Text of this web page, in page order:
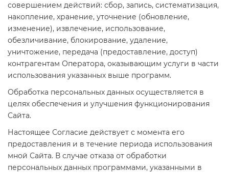
совершением действий: сбор, запись, систематизация,
накопление, хранение, уточнение (обновление,
изменение), извлечение, использование,
обезличивание, блокирование, удаление,
уничтожение, передача (предоставление, доступ)
контрагентам Оператора, оказывающим услуги в части
использования указанных выше программ.
Обработка персональных данных осуществляется в
целях обеспечения и улучшения функционирования
Сайта.
Настоящее Согласие действует с момента его
предоставления и в течение периода использования
мной Сайта. В случае отказа от обработки
персональных данных программами, указанными в